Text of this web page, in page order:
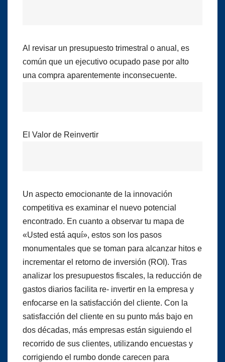
Al revisar un presupuesto trimestral o anual, es
común que un ejecutivo ocupado pase por alto
una compra aparentemente inconsecuente.
El Valor de Reinvertir
Un aspecto emocionante de la innovación
competitiva es examinar el nuevo potencial
encontrado. En cuanto a observar tu mapa de
«Usted está aquí», estos son los pasos
monumentales que se toman para alcanzar hitos e
incrementar el retorno de inversión (ROI). Tras
analizar los presupuestos fiscales, la reducción de
gastos diarios facilita re- invertir en la empresa y
enfocarse en la satisfacción del cliente. Con la
satisfacción del cliente en su punto más bajo en
dos décadas, más empresas están siguiendo el
recorrido de sus clientes, utilizando encuestas y
corrigiendo el rumbo donde carecen para